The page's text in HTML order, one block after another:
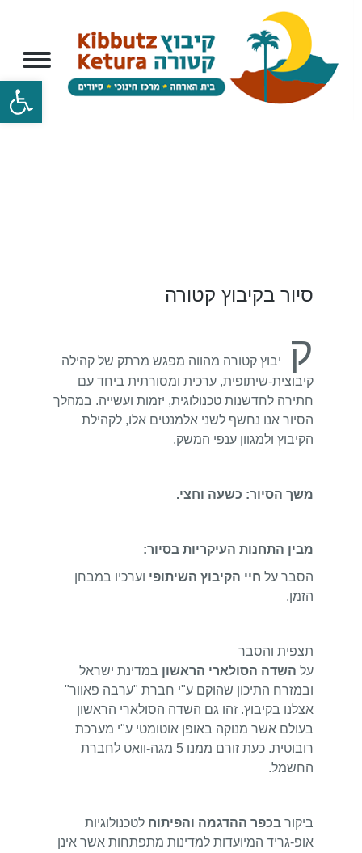
סיור בקיבוץ קטורה
ק
יבוץ קטורה מהווה מפגש מרתק של קהילה
קיבוצית-שיתופית, ערכית ומסורתית ביחד עם
חתירה לחדשנות טכנולוגית, יזמות ועשייה. במהלך
הסיור אנו נחשף לשני אלמנטים אלו, לקהילת
הקיבוץ ולמגוון ענפי המשק.
משך הסיור: כשעה וחצי.
מבין התחנות העיקריות בסיור:
הסבר על חיי הקיבוץ השיתופי וערכיו במבחן
הזמן.
תצפית והסבר
על השדה הסולארי הראשון במדינת ישראל
ובמזרח התיכון שהוקם ע"י חברת "ערבה פאוור"
אצלנו בקיבוץ. זהו גם השדה הסולארי הראשון
בעולם אשר מנוקה באופן אוטומטי ע"י מערכת
רובוטית. כעת זורם ממנו 5 מגה-וואט לחברת
החשמל.
ביקור בכפר ההדגמה והפיתוח לטכנולוגיות
אופ-גריד המיועדות למדינות מתפתחות אשר אינן